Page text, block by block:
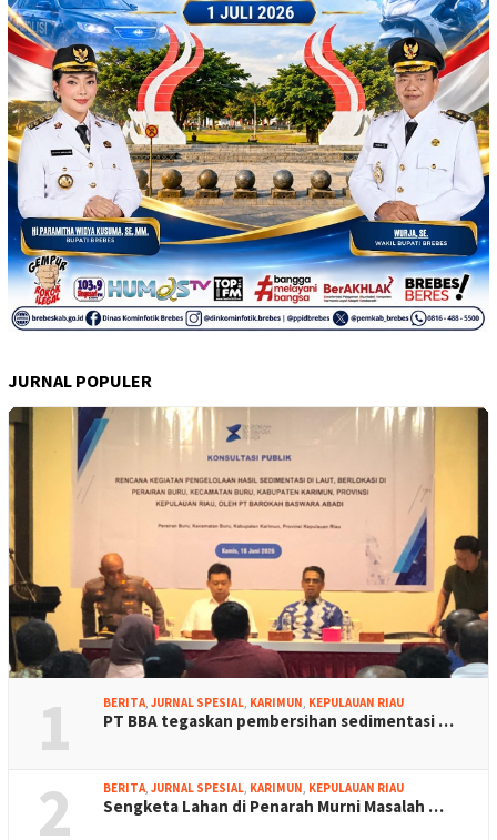
JURNAL POPULER
1 BERITA, JURNAL SPESIAL, KARIMUN, KEPULAUAN RIAU
PT BBA tegaskan pembersihan sedimentasi …
2 BERITA, JURNAL SPESIAL, KARIMUN, KEPULAUAN RIAU
Sengketa Lahan di Penarah Murni Masalah …